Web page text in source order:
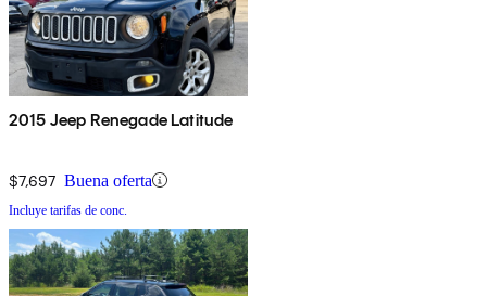
2015 Jeep Renegade Latitude
$7,697 Buena oferta
Incluye tarifas de conc.